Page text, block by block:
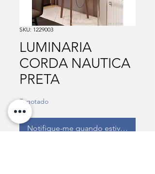
SKU: 1229003
LUMINARIA
CORDA NAUTICA
PRETA
Esgotado
Notifique-me quando estiver